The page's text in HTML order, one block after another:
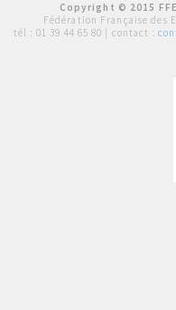
Copyright © 2015
Fédération Française des
tél : 01 39 44 65 80 | contact :